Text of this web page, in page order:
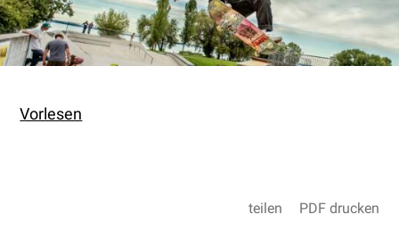
Vorlesen
teilen PDF drucken